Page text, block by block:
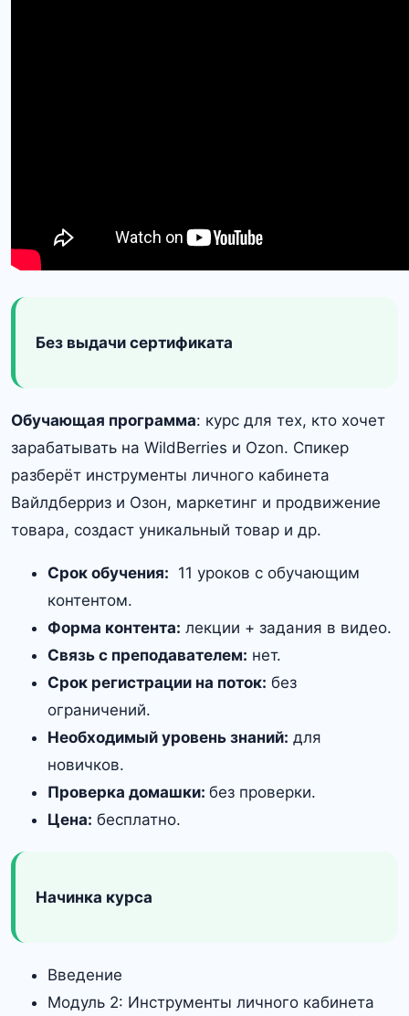
Без выдачи сертификата
Обучающая программа: курс для тех, кто хочет
зарабатывать на WildBerries и Ozon. Спикер
разберёт инструменты личного кабинета
Вайлдберриз и Озон, маркетинг и продвижение
товара, создаст уникальный товар и др.
Срок обучения: 11 уроков с обучающим
контентом.
Форма контента: лекции + задания в видео.
Связь с преподавателем: нет.
Срок регистрации на поток: без
ограничений.
Необходимый уровень знаний: для
новичков.
Проверка домашки: без проверки.
Цена: бесплатно.
Начинка курса
Введение
Модуль 2: Инструменты личного кабинета